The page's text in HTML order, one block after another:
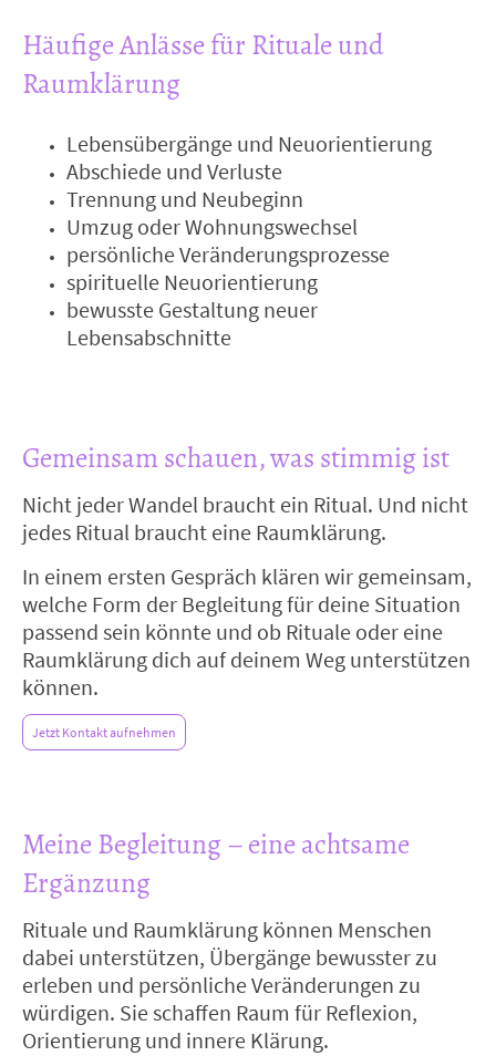
Häufige Anlässe für Rituale und
Raumklärung
Lebensübergänge und Neuorientierung
Abschiede und Verluste
Trennung und Neubeginn
Umzug oder Wohnungswechsel
persönliche Veränderungsprozesse
spirituelle Neuorientierung
bewusste Gestaltung neuer
Lebensabschnitte
Gemeinsam schauen, was stimmig ist
Nicht jeder Wandel braucht ein Ritual. Und nicht
jedes Ritual braucht eine Raumklärung.
In einem ersten Gespräch klären wir gemeinsam,
welche Form der Begleitung für deine Situation
passend sein könnte und ob Rituale oder eine
Raumklärung dich auf deinem Weg unterstützen
können.
Jetzt Kontakt aufnehmen
Meine Begleitung – eine achtsame
Ergänzung
Rituale und Raumklärung können Menschen
dabei unterstützen, Übergänge bewusster zu
erleben und persönliche Veränderungen zu
würdigen. Sie schaffen Raum für Reflexion,
Orientierung und innere Klärung.